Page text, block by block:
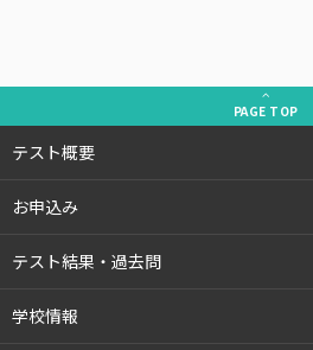
PAGE TOP
テスト概要
お申込み
テスト結果・過去問
学校情報